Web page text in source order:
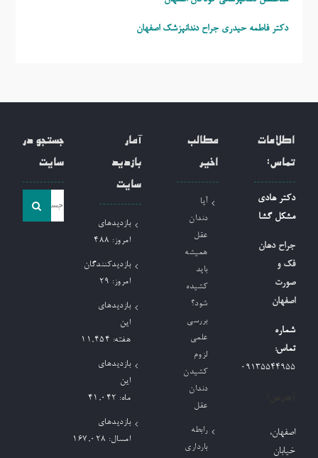
دکتر فاطمه حیدری جراح دندانپزشک اصفهان
اطلاعات
تماس:
دکتر هادی
مشکل گشا
جراح دهان
فک و
صورت
اصفهان
شماره
تماس:
09135544955
اصفهان،
خیابان
مطالب
اخیر
آیا
دندان
عقل
همیشه
باید
کشیده
شود؟
بررسی
علمی
لزوم
کشیدن
دندان
عقل
رابطه
بارداری
آمار
بازدید
سایت
بازدیدهای
امروز: 488
بازدیدکنندگان
امروز: 29
بازدیدهای
این
هفته: 11,454
بازدیدهای
این
ماه: 41,042
بازدیدهای
امسال: 167,028
جستجو در
سایت